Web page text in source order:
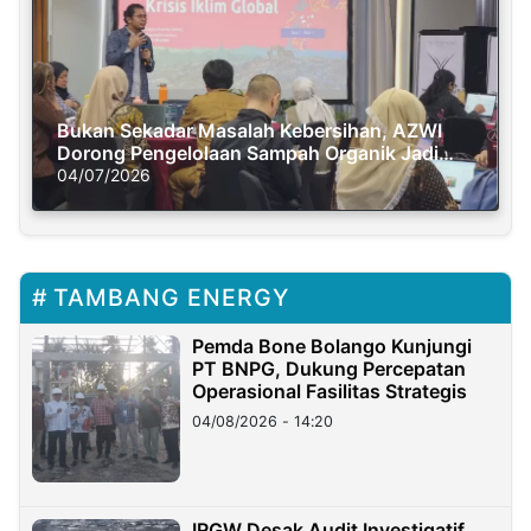
Bukan Sekadar Masalah Kebersihan, AZWI
Dorong Pengelolaan Sampah Organik Jadi
Solusi Krisis Iklim
04/07/2026
TAMBANG ENERGY
Pemda Bone Bolango Kunjungi
PT BNPG, Dukung Percepatan
Operasional Fasilitas Strategis
04/08/2026 - 14:20